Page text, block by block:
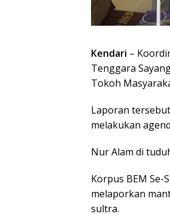
Kendari –
Tenggara
Tokoh
Laporan
melakukan
Nur Alam di
Korpus BEM Se-
melaporkan
sultra.